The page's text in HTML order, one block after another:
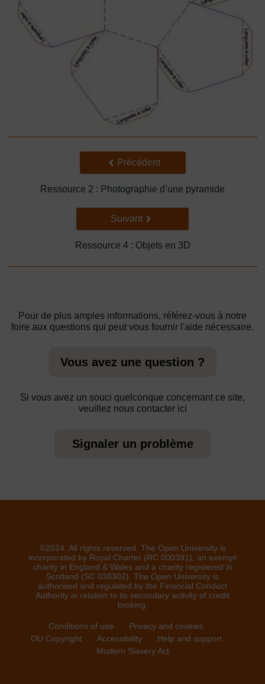
Précédent
Précédent
Ressource 2 : Photographie d’une pyramide
Suivant
Suivant
Ressource 4 : Objets en 3D
Pour de plus amples informations, référez-vous à notre
foire aux questions qui peut vous fournir l'aide nécessaire.
Vous avez une question ?
Si vous avez un souci quelconque concernant ce site,
veuillez nous contacter ici
Signaler un problème
©2024. All rights reserved. The Open University is
incorporated by Royal Charter (RC 000391), an exempt
charity in England & Wales and a charity registered in
Scotland (SC 038302). The Open University is
authorised and regulated by the Financial Conduct
Authority in relation to its secondary activity of credit
broking.
Conditions of use
Privacy and cookies
OU Copyright
Accessibility
Help and support
Modern Slavery Act